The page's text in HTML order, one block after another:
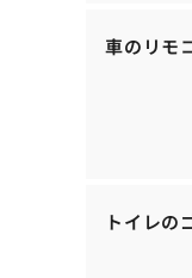
車のリモ
トイレの